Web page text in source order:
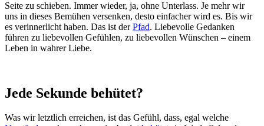
Seite zu schieben. Immer wieder, ja, ohne Unterlass. Je mehr wir
uns in dieses Bemühen versenken, desto einfacher wird es. Bis wir
es verinnerlicht haben. Das ist derPfad. Liebevolle Gedanken
führen zu liebevollen Gefühlen, zu liebevollen Wünschen – einem
Leben in wahrer Liebe.
Jede Sekunde behütet?
Was wir letztlich erreichen, ist das Gefühl, dass, egal welche